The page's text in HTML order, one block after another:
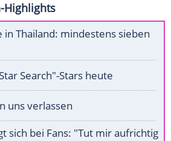
Highlights
in Thailand: mindestens sieben
Search"-Stars heute
uns verlassen
sich bei Fans: "Tut mir aufrichtig